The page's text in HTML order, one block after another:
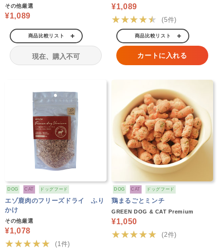
その他厳選
¥1,089
商品比較リスト
現在、購入不可
¥1,089
★★★★★ (5件)
商品比較リスト
カートに入れる
DOG CAT ドッグフード
エゾ鹿肉のフリーズドライ ふり
かけ
その他厳選
¥1,078
★★★★★ (1件)
DOG CAT ドッグフード
鶏まるごとミンチ
GREEN DOG & CAT Premium
¥1,050
★★★★★ (2件)